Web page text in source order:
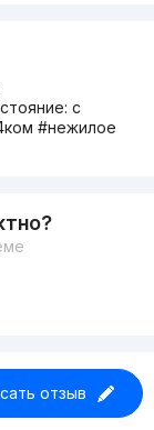
с
#нежилое
отзыв